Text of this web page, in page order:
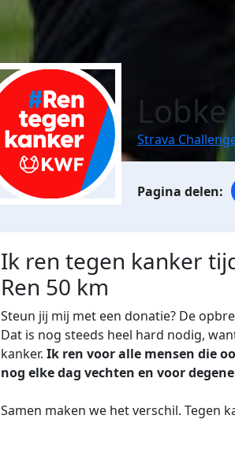
Strava
Ik ren tegen kanker
Ren 50 km
Steun jij mij met een donatie? De
Dat is nog steeds heel hard nodig,
kanker. Ik ren voor alle mensen die
nog elke dag vechten en voor
Samen maken we het verschil. Tegen